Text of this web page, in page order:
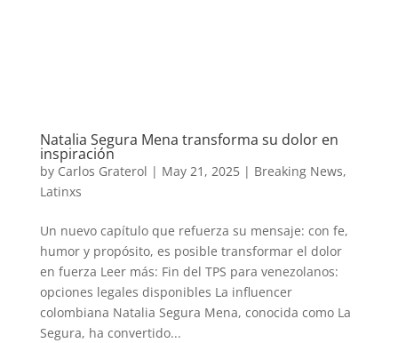
Natalia Segura Mena transforma su dolor en
inspiración
by Carlos Graterol | May 21, 2025| Breaking News,
Latinxs
Un nuevo capítulo que refuerza su mensaje: con fe,
humor y propósito, es posible transformar el dolor
en fuerza Leer más: Fin del TPS para venezolanos:
opciones legales disponibles La influencer
colombiana Natalia Segura Mena, conocida como La
Segura, ha convertido...